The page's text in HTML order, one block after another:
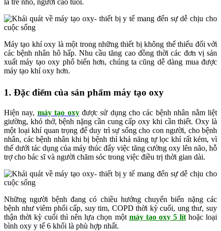
là trẻ nhỏ, người cao tuổi.
Máy tạo khí oxy là một trong những thiết bị không thể thiếu đối với
các bệnh nhân hô hấp. Nhu cầu tăng cao đồng thời các đơn vị sản
xuất máy tạo oxy phổ biến hơn, chúng ta cũng dễ dàng mua được
máy tạo khí oxy hơn.
1. Đặc điểm của sản phẩm máy tạo oxy
Hiện nay, máy tạo oxyđược sử dụng cho các bệnh nhân nằm liệt
giường, khó thở, bệnh nặng cần cung cấp oxy khi cần thiết. Oxy là
một loại khí quan trọng để duy trì sự sống cho con người, cho bệnh
nhân, các bệnh nhân khi bị bệnh thì khả năng tự lọc khí rất kém, vì
thế dưới tác dụng của máy thúc đẩy việc tăng cường oxy lên não, hỗ
trợ cho bác sĩ và người chăm sóc trong việc điều trị thời gian dài.
Những người bệnh đang có chiều hướng chuyển biến nặng các
bệnh như viêm phổi cấp, suy tim, COPD thời kỳ cuối, ung thư, suy
thận thời kỳ cuối thì nên lựa chọn một máy tạo oxy 5 líthoặc loại
bình oxy y tế 6 khối là phù hợp nhất.